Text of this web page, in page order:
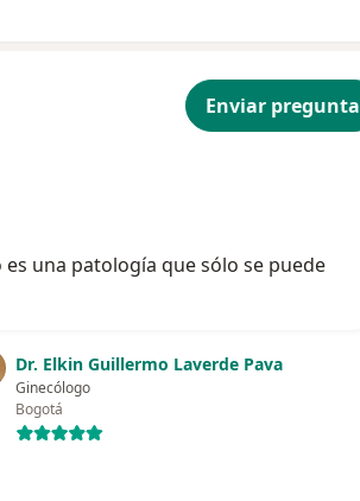
Enviar pregunta
una patología que sólo se puede
Dr. Elkin Guillermo Laverde Pava
Ginecólogo
Bogotá